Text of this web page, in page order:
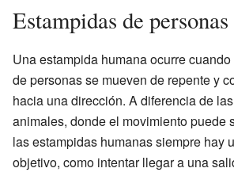
Estampidas de personas
Una estampida humana ocurre
de personas se mueven de repente y
hacia una dirección. A diferencia de
animales, donde el movimiento puede
las estampidas humanas siempre hay
objetivo, como intentar llegar a una